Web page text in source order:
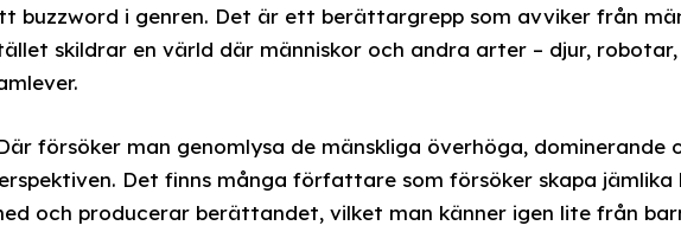
buzzword i genren. Det är ett berättargrepp som avviker från
skildrar en värld där människor och andra arter – djur,
försöker man genomlysa de mänskliga överhöga, dominerande
Det finns många författare som försöker skapa
och producerar berättandet, vilket man känner igen lite från